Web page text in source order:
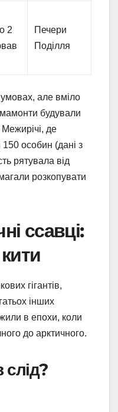
2
Печери
Поділля
але вміло
будували
Межирічі, де
особин (дані з
рятувала від
розкопувати
ссавці:
гігантів,
інших
в епохи, коли
до арктичного.